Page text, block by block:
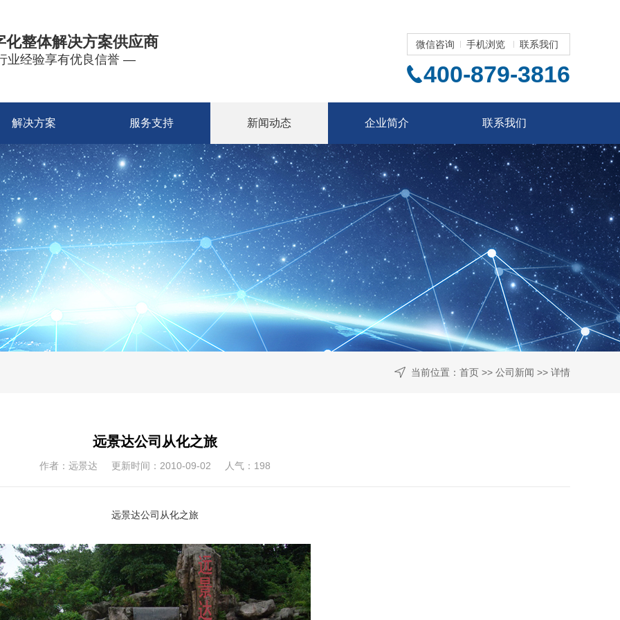
化整体解决方案供应商
业经验享有优良信誉 —
微信咨询 手机浏览 联系我们
400-879-3816
解决方案 服务支持 新闻动态 企业简介 联系我们
当前位置： 首页 >> 公司新闻 >> 详情
远景达公司从化之旅
作者：远景达 更新时间：2010-09-02 人气： 198
远景达公司从化之旅